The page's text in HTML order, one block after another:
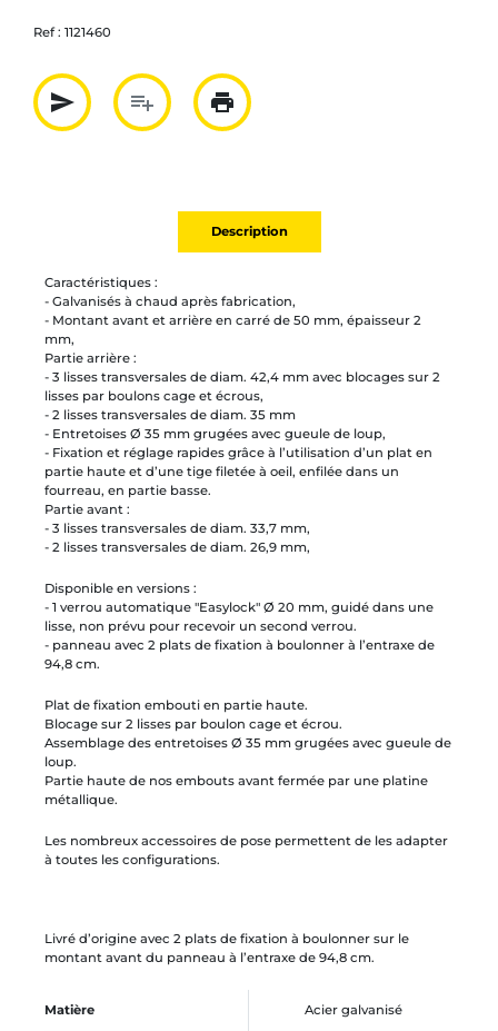
Ref : 1121460
send
Partager par mail
playlist_add
Ajouter à la liste
print
Imprimer
Description
Caractéristiques :
- Galvanisés à chaud après fabrication,
- Montant avant et arrière en carré de 50 mm, épaisseur 2
mm,
Partie arrière :
- 3 lisses transversales de diam. 42,4 mm avec blocages sur 2
lisses par boulons cage et écrous,
- 2 lisses transversales de diam. 35 mm
- Entretoises Ø 35 mm grugées avec gueule de loup,
- Fixation et réglage rapides grâce à l’utilisation d’un plat en
partie haute et d’une tige filetée à oeil, enfilée dans un
fourreau, en partie basse.
Partie avant :
- 3 lisses transversales de diam. 33,7 mm,
- 2 lisses transversales de diam. 26,9 mm,
Disponible en versions :
- 1 verrou automatique "Easylock" Ø 20 mm, guidé dans une
lisse, non prévu pour recevoir un second verrou.
- panneau avec 2 plats de fixation à boulonner à l’entraxe de
94,8 cm.
Plat de fixation embouti en partie haute.
Blocage sur 2 lisses par boulon cage et écrou.
Assemblage des entretoises Ø 35 mm grugées avec gueule de
loup.
Partie haute de nos embouts avant fermée par une platine
métallique.
Les nombreux accessoires de pose permettent de les adapter
à toutes les configurations.
Livré d’origine avec 2 plats de fixation à boulonner sur le
montant avant du panneau à l’entraxe de 94,8 cm.
Matière Acier galvanisé